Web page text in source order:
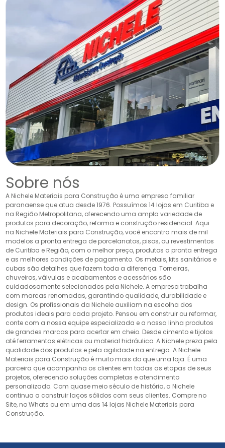
Sobre nós
A Nichele Materiais para Construção é uma empresa familiar
paranaense que atua desde 1976. Possuímos 14 lojas em Curitiba e
na Região Metropolitana, oferecendo uma ampla variedade de
produtos para decoração, reforma e construção residencial. Aqui
na Nichele Materiais para Construção, você encontra mais de mil
modelos a pronta entrega de porcelanatos, pisos, ou revestimentos
de Curitiba e Região, com o melhor preço, produtos a pronta entrega
e as melhores condições de pagamento. Os metais, kits sanitários e
cubas são detalhes que fazem toda a diferença. Torneiras,
chuveiros, válvulas e acabamentos e acessórios são
cuidadosamente selecionados pela Nichele. A empresa trabalha
com marcas renomadas, garantindo qualidade, durabilidade e
design. Os profissionais da Nichele auxiliam na escolha dos
produtos ideais para cada projeto. Pensou em construir ou reformar,
conte com a nossa equipe especializada e a nossa linha produtos
de grandes marcas para acertar em cheio. Desde cimento e tijolos
até ferramentas elétricas ou material hidráulico. A Nichele preza pela
qualidade dos produtos e pela agilidade na entrega. A Nichele
Materiais para Construção é muito mais do que uma loja. É uma
parceira que acompanha os clientes em todas as etapas de seus
projetos, oferecendo soluções completas e atendimento
personalizado. Com quase meio século de história, a Nichele
continua a construir laços sólidos com seus clientes. Compre no
Site, no Whats ou em uma das 14 lojas Nichele Materiais para
Construção.